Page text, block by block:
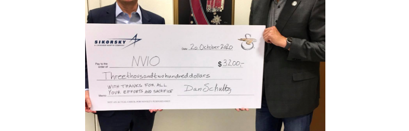
SEKRETARIATET
FORBUNDSSTYRET
SAMARBEIDSPARTNERE
KONTAKT